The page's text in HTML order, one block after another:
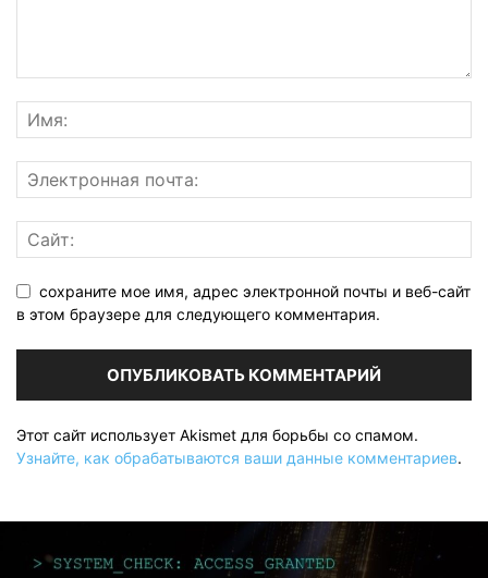
сохраните мое имя, адрес электронной почты и веб-сайт
в этом браузере для следующего комментария.
Этот сайт использует Akismet для борьбы со спамом.
Узнайте, как обрабатываются ваши данные комментариев.